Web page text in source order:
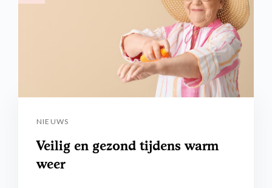
NIEUWS
Veilig en gezond tijdens warm
weer